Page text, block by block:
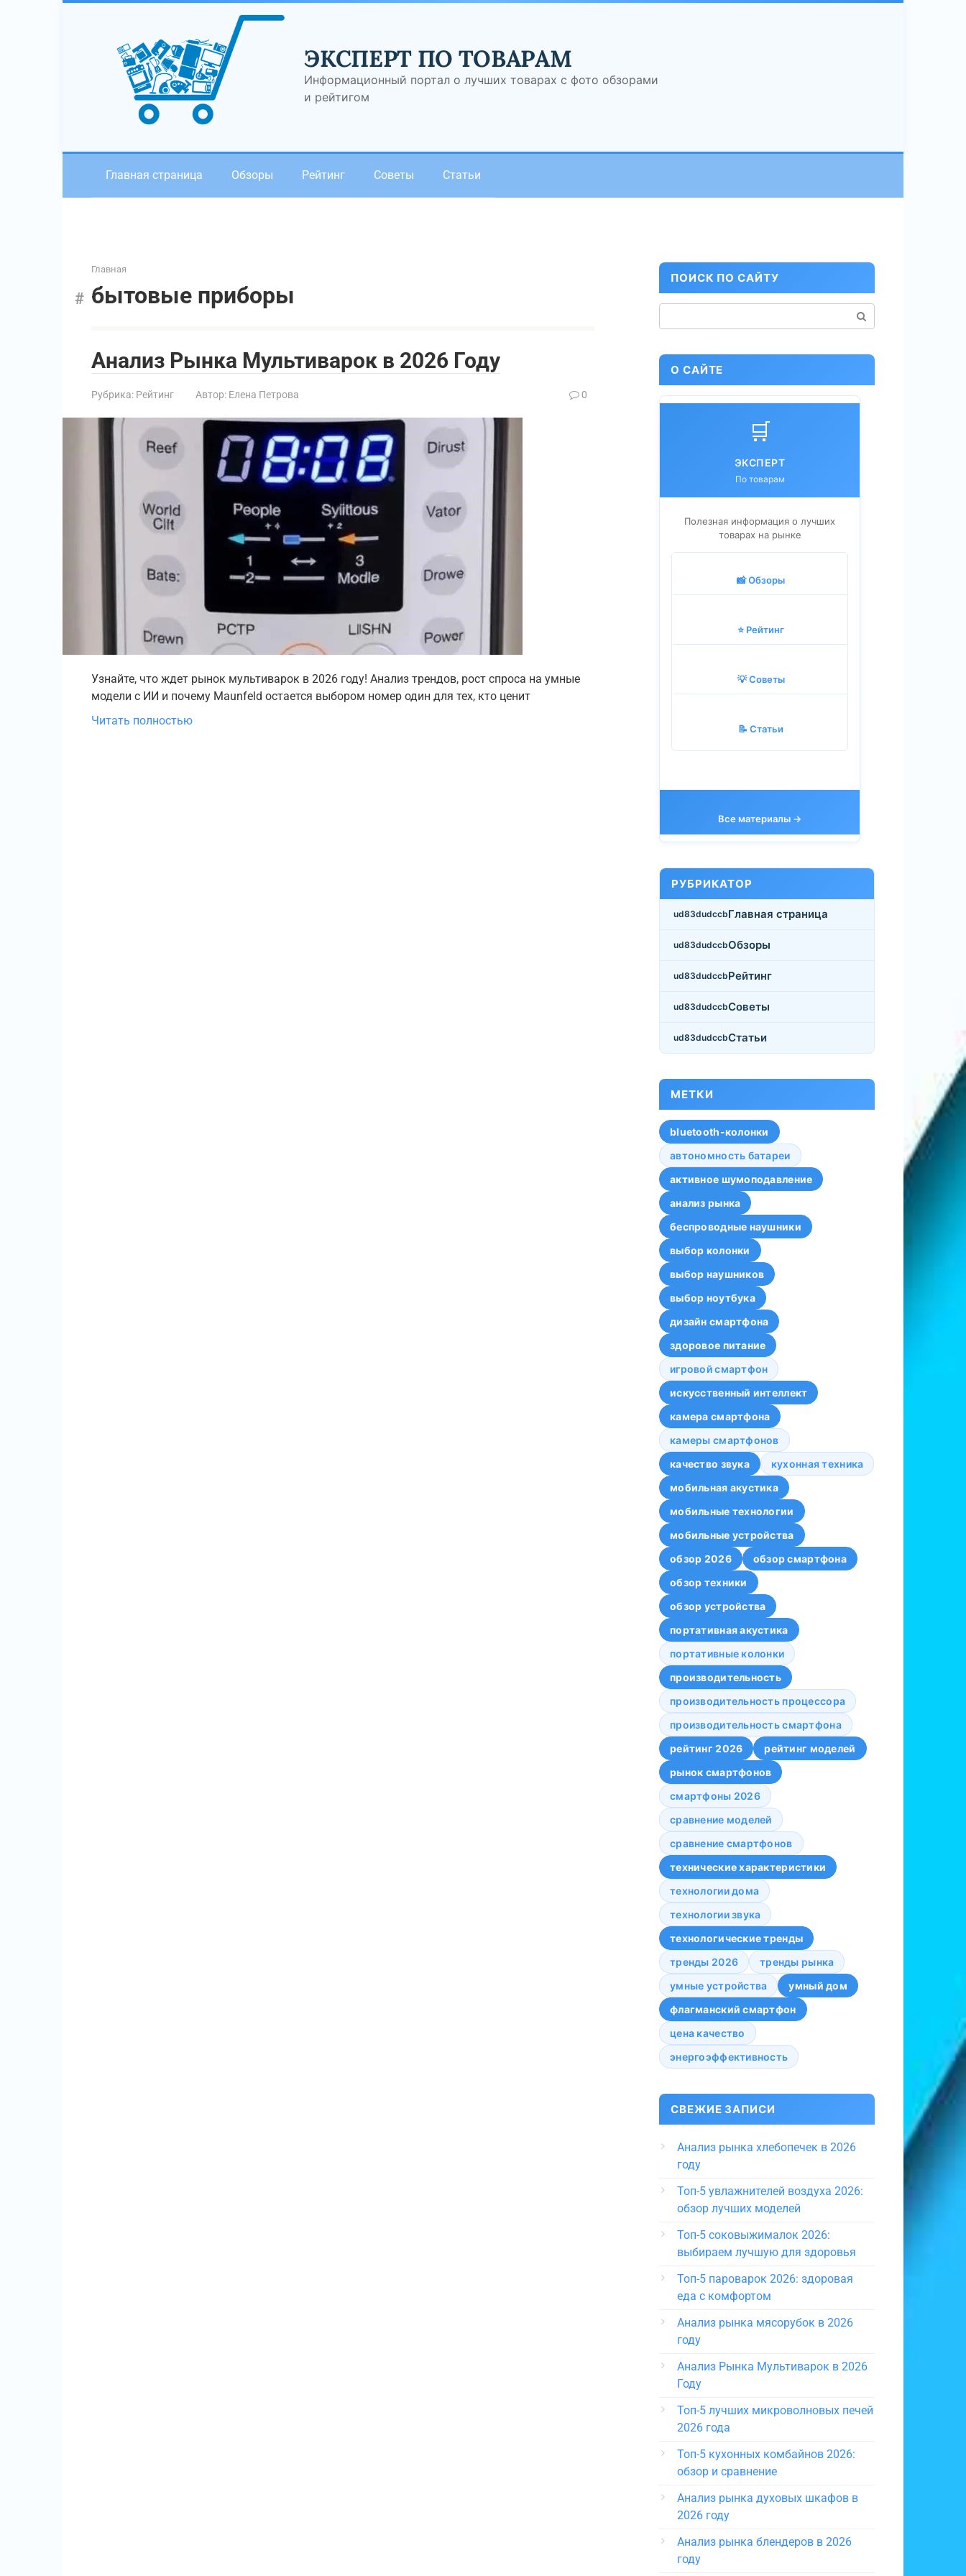
ЭКСПЕРТ ПО ТОВАРАМ
Информационный портал о лучших товарах с фото обзорами
и рейтигом
Главная страница Обзоры Рейтинг Советы Статьи
Главная
бытовые приборы
Анализ Рынка Мультиварок в 2026 Году
Рубрика: Рейтинг Автор: Елена Петрова 0
Узнайте, что ждет рынок мультиварок в 2026 году! Анализ трендов, рост спроса на умные
модели с ИИ и почему Maunfeld остается выбором номер один для тех, кто ценит
Читать полностью
ПОИСК ПО САЙТУ
О САЙТЕ
🛒
ЭКСПЕРТ
По товарам
Полезная информация о лучших
товарах на рынке
📸 Обзоры
⭐ Рейтинг
💡 Советы
📝 Статьи
Все материалы →
РУБРИКАТОР
Главная страница
Обзоры
Рейтинг
Советы
Статьи
МЕТКИ
bluetooth-колонки
автономность батареи
активное шумоподавление
анализ рынка
беспроводные наушники
выбор колонки
выбор наушников
выбор ноутбука
дизайн смартфона
здоровое питание
игровой смартфон
искусственный интеллект
камера смартфона
камеры смартфонов
качество звука
кухонная техника
мобильная акустика
мобильные технологии
мобильные устройства
обзор 2026
обзор смартфона
обзор техники
обзор устройства
портативная акустика
портативные колонки
производительность
производительность процессора
производительность смартфона
рейтинг 2026
рейтинг моделей
рынок смартфонов
смартфоны 2026
сравнение моделей
сравнение смартфонов
технические характеристики
технологии дома
технологии звука
технологические тренды
тренды 2026
тренды рынка
умные устройства
умный дом
флагманский смартфон
цена качество
энергоэффективность
СВЕЖИЕ ЗАПИСИ
Анализ рынка хлебопечек в 2026
году
Топ-5 увлажнителей воздуха 2026:
обзор лучших моделей
Топ-5 соковыжималок 2026:
выбираем лучшую для здоровья
Топ-5 пароварок 2026: здоровая
еда с комфортом
Анализ рынка мясорубок в 2026
году
Анализ Рынка Мультиварок в 2026
Году
Топ-5 лучших микроволновых печей
2026 года
Топ-5 кухонных комбайнов 2026:
обзор и сравнение
Анализ рынка духовых шкафов в
2026 году
Анализ рынка блендеров в 2026
году